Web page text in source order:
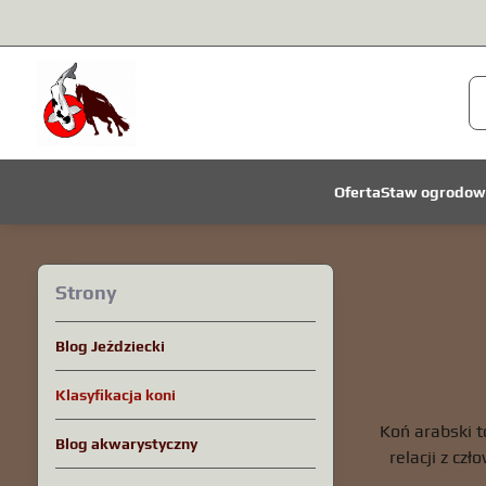
OfertaStaw
Koń arabski
relacji z
Strony
Blog Jeździecki
Klasyfikacja koni
Blog akwarystyczny